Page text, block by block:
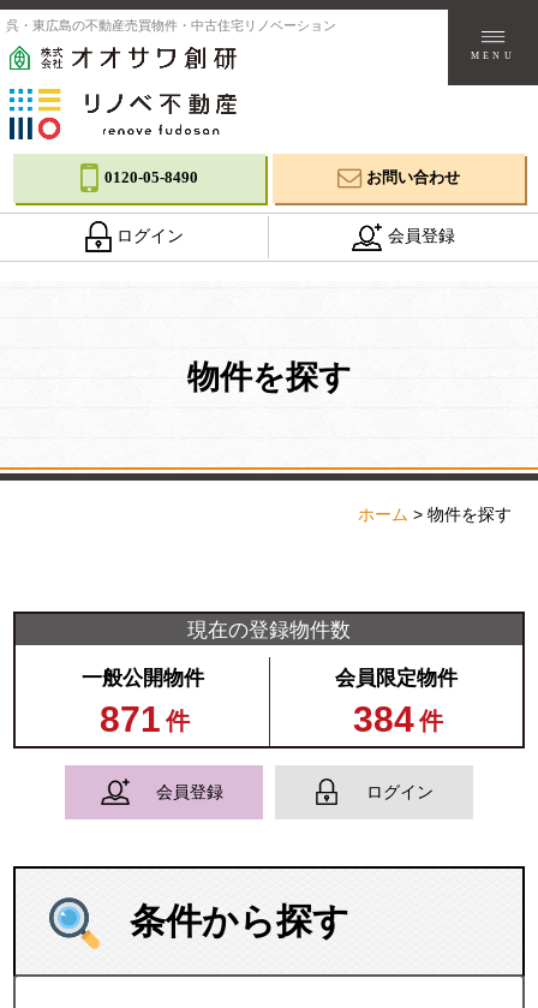
呉・東広島の不動産売買物件・中古住宅リノベーション
MENU
0120-05-8490 お問い合わせ
ログイン 会員登録
物件を探す
ホーム > 物件を探す
現在の登録物件数
一般公開物件
871 件
会員限定物件
384件
会員登録 ログイン
条件から探す